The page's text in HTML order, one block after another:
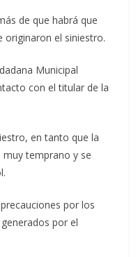
de que habrá que
originaron el siniestro.
Municipal
con el titular de la
en tanto que la
muy temprano y se
por los
por el